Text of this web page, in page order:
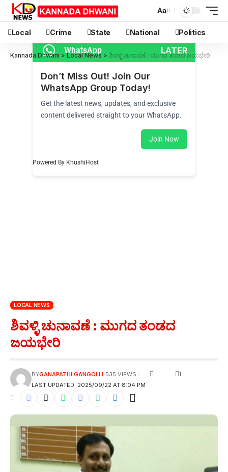
Aa
Local Crime State National Politics
Kannada Dhwani >Local News > ಶಿವಳ್ಳಿ ಚುನಾವಣೆ : ಮುಗದ ತಂಡದ ಜಯಭೇರಿ
LOCAL NEWS
ಶಿವಳ್ಳಿ ಚುನಾವಣೆ : ಮುಗದ ತಂಡದ
ಜಯಭೇರಿ
LAST UPDATED: 2025/09/22 AT 8:04 PM
BYGANAPATHI GANGOLLI 535 VIEWS 1
WhatsApp LATER
Don’t Miss Out! Join Our
WhatsApp Group Today!
Get the latest news, updates, and exclusive
content delivered straight to your WhatsApp.
Join Now
Powered By KhushiHost